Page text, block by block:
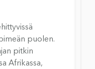
puolen.
pitkin
Afrikassa,